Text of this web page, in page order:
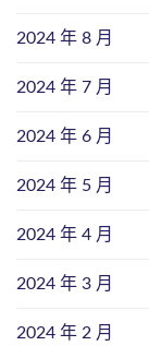
2024 年 8 月
2024 年 7 月
2024 年 6 月
2024 年 5 月
2024 年 4 月
2024 年 3 月
2024 年 2 月